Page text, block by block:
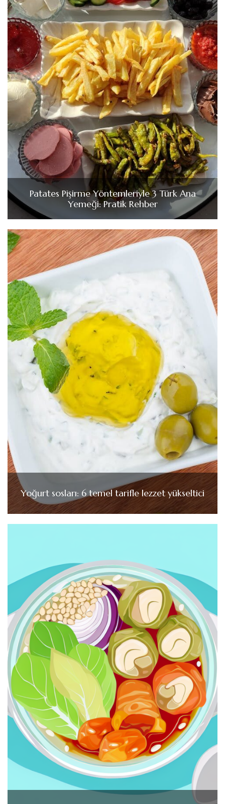
Patates Pişirme Yöntemleriyle 3 Türk Ana
Yemeği: Pratik Rehber
Yoğurt sosları: 6 temel tarifle lezzet yükseltici